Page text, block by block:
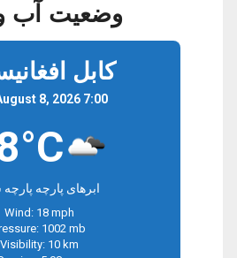
وضعیت آب و
کابل
7:00 pm, August 8, 2026
ابرهای پارچه
Wind: 18 mph
1002 mb
Visibility: 10 km